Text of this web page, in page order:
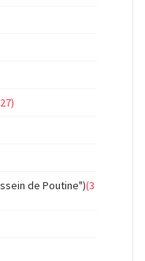
de Poutine")(3